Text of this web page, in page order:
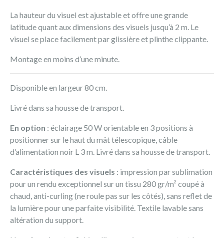
La hauteur du visuel est ajustable et offre une grande
latitude quant aux dimensions des visuels jusqu’à 2 m. Le
visuel se place facilement par glissière et plinthe clippante.
Montage en moins d’une minute.
Disponible en largeur 80 cm.
Livré dans sa housse de transport.
En option : éclairage 50 W orientable en 3 positions à
positionner sur le haut du mât télescopique, câble
d’alimentation noir L 3 m. Livré dans sa housse de transport.
Caractéristiques des visuels : impression par sublimation
pour un rendu exceptionnel sur un tissu 280 gr/m² coupé à
chaud, anti-curling (ne roule pas sur les côtés), sans reflet de
la lumière pour une parfaite visibilité. Textile lavable sans
altération du support.